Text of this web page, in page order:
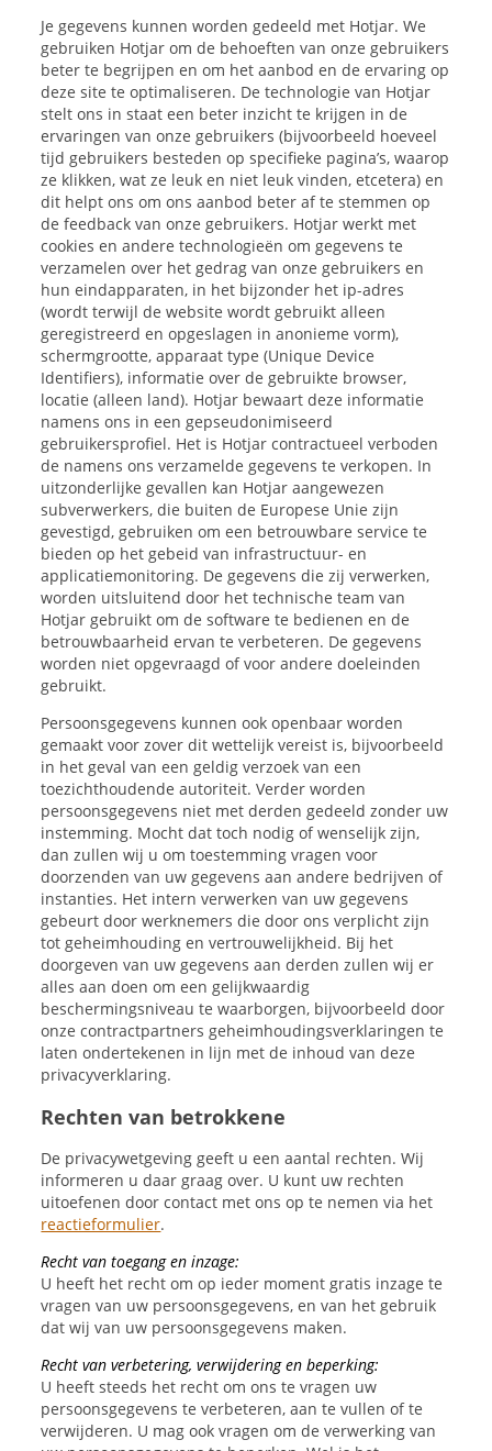
Je gegevens kunnen worden gedeeld met Hotjar. We
gebruiken Hotjar om de behoeften van onze gebruikers
beter te begrijpen en om het aanbod en de ervaring op
deze site te optimaliseren. De technologie van Hotjar
stelt ons in staat een beter inzicht te krijgen in de
ervaringen van onze gebruikers (bijvoorbeeld hoeveel
tijd gebruikers besteden op specifieke pagina’s, waarop
ze klikken, wat ze leuk en niet leuk vinden, etcetera) en
dit helpt ons om ons aanbod beter af te stemmen op
de feedback van onze gebruikers. Hotjar werkt met
cookies en andere technologieën om gegevens te
verzamelen over het gedrag van onze gebruikers en
hun eindapparaten, in het bijzonder het ip-adres
(wordt terwijl de website wordt gebruikt alleen
geregistreerd en opgeslagen in anonieme vorm),
schermgrootte, apparaat type (Unique Device
Identifiers), informatie over de gebruikte browser,
locatie (alleen land). Hotjar bewaart deze informatie
namens ons in een gepseudonimiseerd
gebruikersprofiel. Het is Hotjar contractueel verboden
de namens ons verzamelde gegevens te verkopen. In
uitzonderlijke gevallen kan Hotjar aangewezen
subverwerkers, die buiten de Europese Unie zijn
gevestigd, gebruiken om een betrouwbare service te
bieden op het gebeid van infrastructuur- en
applicatiemonitoring. De gegevens die zij verwerken,
worden uitsluitend door het technische team van
Hotjar gebruikt om de software te bedienen en de
betrouwbaarheid ervan te verbeteren. De gegevens
worden niet opgevraagd of voor andere doeleinden
gebruikt.
Persoonsgegevens kunnen ook openbaar worden
gemaakt voor zover dit wettelijk vereist is, bijvoorbeeld
in het geval van een geldig verzoek van een
toezichthoudende autoriteit. Verder worden
persoonsgegevens niet met derden gedeeld zonder uw
instemming. Mocht dat toch nodig of wenselijk zijn,
dan zullen wij u om toestemming vragen voor
doorzenden van uw gegevens aan andere bedrijven of
instanties. Het intern verwerken van uw gegevens
gebeurt door werknemers die door ons verplicht zijn
tot geheimhouding en vertrouwelijkheid. Bij het
doorgeven van uw gegevens aan derden zullen wij er
alles aan doen om een gelijkwaardig
beschermingsniveau te waarborgen, bijvoorbeeld door
onze contractpartners geheimhoudingsverklaringen te
laten ondertekenen in lijn met de inhoud van deze
privacyverklaring.
Rechten van betrokkene
De privacywetgeving geeft u een aantal rechten. Wij
informeren u daar graag over. U kunt uw rechten
uitoefenen door contact met ons op te nemen via het
reactieformulier.
Recht van toegang en inzage:
U heeft het recht om op ieder moment gratis inzage te
vragen van uw persoonsgegevens, en van het gebruik
dat wij van uw persoonsgegevens maken.
Recht van verbetering, verwijdering en beperking:
U heeft steeds het recht om ons te vragen uw
persoonsgegevens te verbeteren, aan te vullen of te
verwijderen. U mag ook vragen om de verwerking van